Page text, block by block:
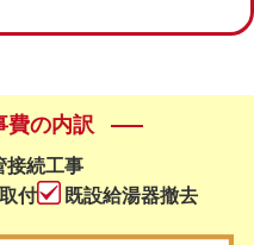
費の内訳
接続工事
付 既設給湯器撤去